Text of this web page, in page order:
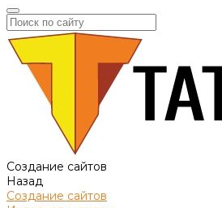
Создание сайтов
Назад
Создание сайтов